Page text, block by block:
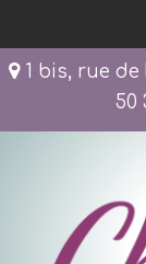
1 bis, rue de
50